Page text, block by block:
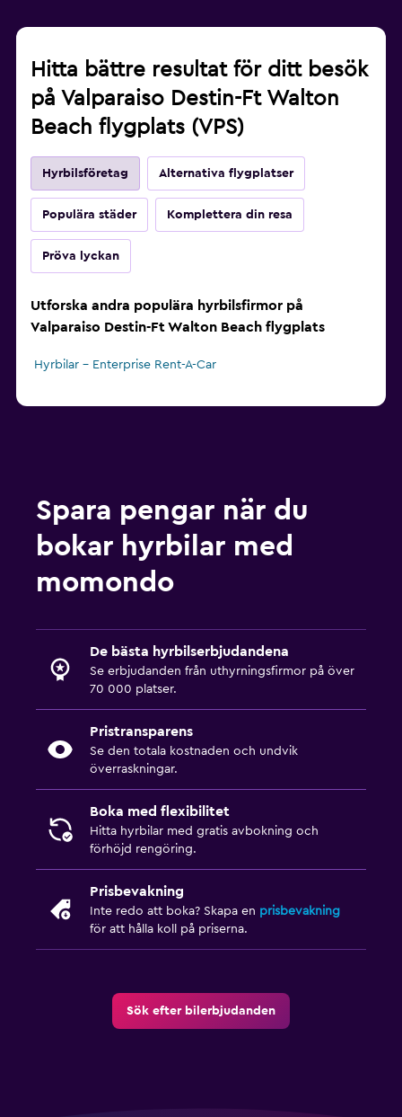
Hitta bättre resultat för ditt besök
på Valparaiso Destin-Ft Walton
Beach flygplats (VPS)
Hyrbilsföretag Alternativa flygplatser
Populära städer Komplettera din resa
Pröva lyckan
Utforska andra populära hyrbilsfirmor på
Valparaiso Destin-Ft Walton Beach flygplats
Hyrbilar – Enterprise Rent-A-Car
Spara pengar när du
bokar hyrbilar med
momondo
De bästa hyrbilserbjudandena
Se erbjudanden från uthyrningsfirmor på över
70 000 platser.
Pristransparens
Se den totala kostnaden och undvik
överraskningar.
Boka med flexibilitet
Hitta hyrbilar med gratis avbokning och
förhöjd rengöring.
Prisbevakning
Inte redo att boka? Skapa en prisbevakning
för att hålla koll på priserna.
Sök efter bilerbjudanden